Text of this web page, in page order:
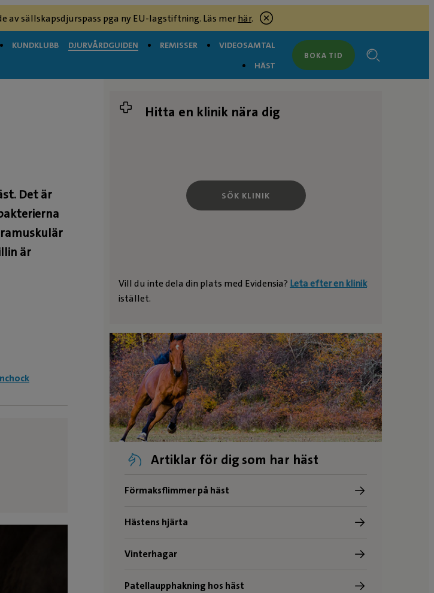
sällskapsdjurspass pga ny EU-lagstiftning. Läs merhär.
KUNDKLUBB DJURVÅRDGUIDEN REMISSER
VIDEOSAMTAL
HÄST
BOKA TID
Det är
är
Hitta en klinik nära dig
SÖK KLINIK
Vill du inte dela din plats med Evidensia? Leta efter en klinik
istället.
Artiklar för dig som har häst
Förmaksflimmer på häst
Hästens hjärta
Vinterhagar
Patellaupphakning hos häst